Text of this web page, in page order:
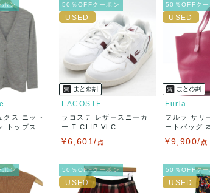
誠意をもって対応致します。
入品もございますので、真贋方法などお答えできな
入後に偽造品等が発覚しましたら、返品・返金にて
カード、メルペイ、銀行振込、PayPay、コンビニ
(見込み)
送料表を確認する
5営業日以内
：なるべく最短で発送致します。
ポン
クス ニット
トップス
50％OFFクーポン
LACOSTE
ラコステ レザースニーカ
ー T-CLIP VLC ...
¥6,601/ 点
50％OFFク
Furla
フルラ サリ
ートバッグ
¥9,900/ 点
ポン 50％OFFクーポン 50％OFFク